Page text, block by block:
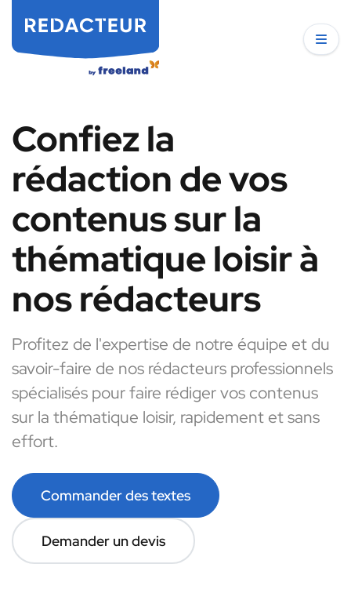
Confiez la
rédaction de vos
contenus sur la
thématique loisir à
nos rédacteurs
Profitez de l'expertise de notre équipe et du
savoir-faire de nos rédacteurs professionnels
spécialisés pour faire rédiger vos contenus
sur la thématique loisir, rapidement et sans
effort.
Commander des textes
Demander un devis